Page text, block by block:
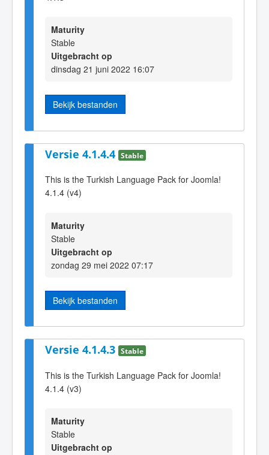
Maturity
Stable
Uitgebracht op
dinsdag 21 juni 2022 16:07
Bekijk bestanden
Versie 4.1.4.4 Stable
This is the Turkish Language Pack for Joomla!
4.1.4 (v4)
Maturity
Stable
Uitgebracht op
zondag 29 mei 2022 07:17
Bekijk bestanden
Versie 4.1.4.3 Stable
This is the Turkish Language Pack for Joomla!
4.1.4 (v3)
Maturity
Stable
Uitgebracht op